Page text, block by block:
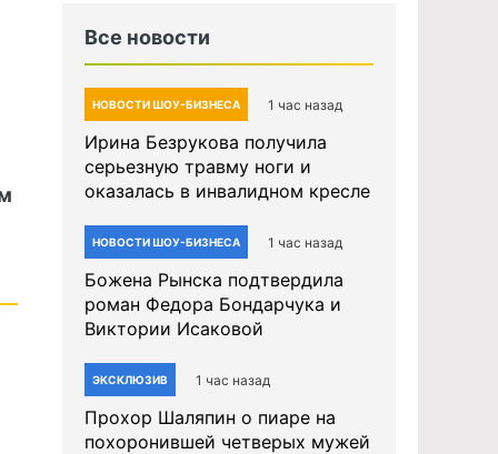
Все новости
НОВОСТИ ШОУ-БИЗНЕСА 1 час назад
Ирина Безрукова получила
серьезную травму ноги и
оказалась в инвалидном кресле
НОВОСТИ ШОУ-БИЗНЕСА 1 час назад
Божена Рынска подтвердила
роман Федора Бондарчука и
Виктории Исаковой
ЭКСКЛЮЗИВ 1 час назад
Прохор Шаляпин о пиаре на
похоронившей четверых мужей